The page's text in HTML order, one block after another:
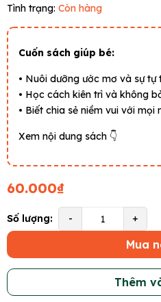
Tình trạng: Còn hàng
Cuốn sách giúp bé:
• Nuôi dưỡng ước mơ và sự tự
• Học cách kiên trì và không
• Biết chia sẻ niềm vui với mọi
Xem nội dung sách 👇
60.000₫
Số lượng: - +
Mua
Thêm